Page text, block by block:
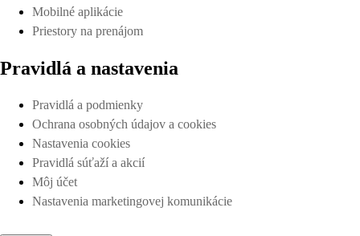
Mobilné aplikácie
Priestory na prenájom
Pravidlá a nastavenia
Pravidlá a podmienky
Ochrana osobných údajov a cookies
Nastavenia cookies
Pravidlá súťaží a akcií
Môj účet
Nastavenia marketingovej komunikácie